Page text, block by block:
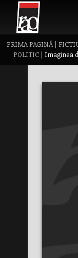
PRIMA PAGINĂ|
POLITIC| Imaginea